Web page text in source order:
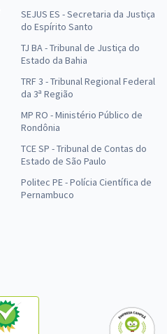
SEJUS ES - Secretaria da Justiça
do Espírito Santo
TJ BA - Tribunal de Justiça do
Estado da Bahia
TRF 3 - Tribunal Regional Federal
da 3ª Região
MP RO - Ministério Público de
Rondônia
TCE SP - Tribunal de Contas do
Estado de São Paulo
Politec PE - Polícia Científica de
Pernambuco